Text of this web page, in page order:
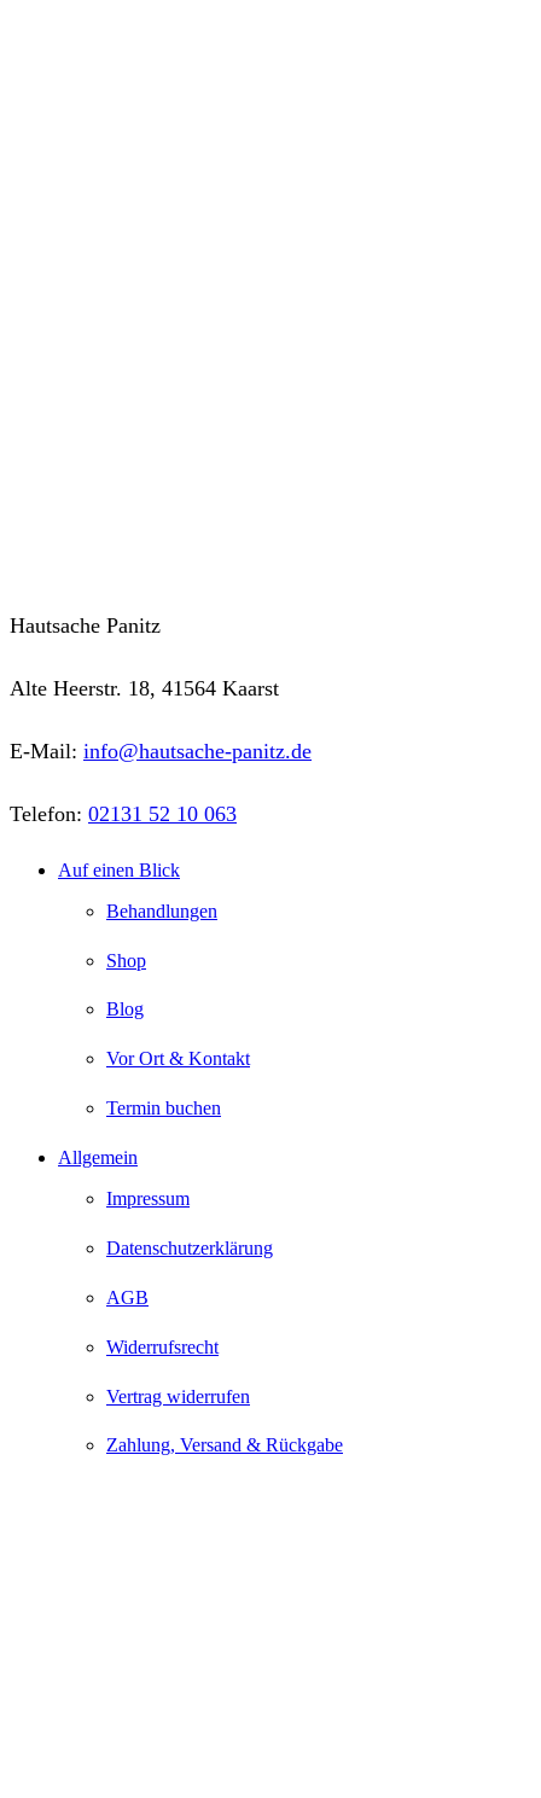
Hautsache Panitz
Alte Heerstr. 18, 41564 Kaarst
E-Mail: info@hautsache-panitz.de
Telefon: 02131 52 10 063
Auf einen Blick
Behandlungen
Shop
Blog
Vor Ort & Kontakt
Termin buchen
Allgemein
Impressum
Datenschutzerklärung
AGB
Widerrufsrecht
Vertrag widerrufen
Zahlung, Versand & Rückgabe